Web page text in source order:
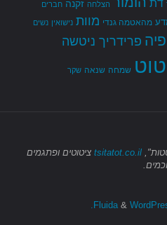
דת הצלחה זקנה חברים
מהאטמה גנדי מוות נישואין נשים
פרידריך ניטשה
שמחה שנאה שקר
tsitatot.co.il ציטוטים ופתגמים
&